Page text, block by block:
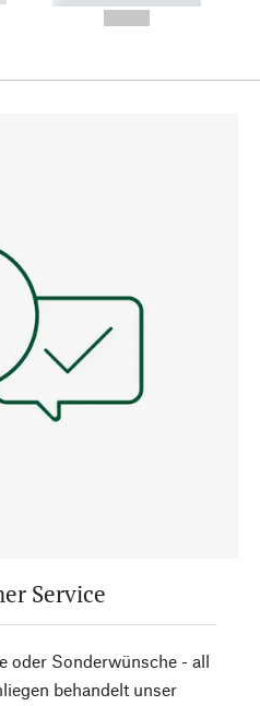
Service
oder Sonderwünsche - all
behandelt unser